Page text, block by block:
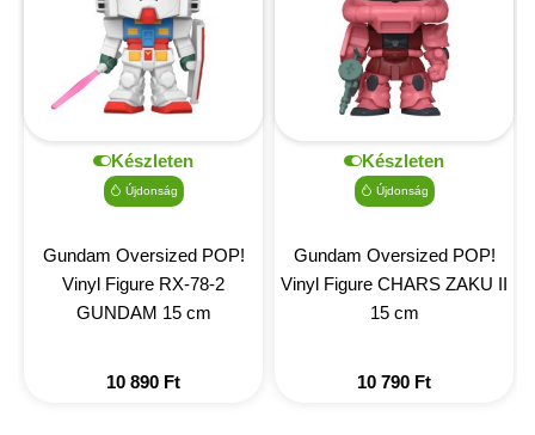
Készleten
Újdonság
Gundam Oversized POP!
Vinyl Figure RX-78-2
GUNDAM 15 cm
10 890 Ft
Készleten
Újdonság
Gundam Oversized POP!
Vinyl Figure CHARS ZAKU II
15 cm
10 790 Ft